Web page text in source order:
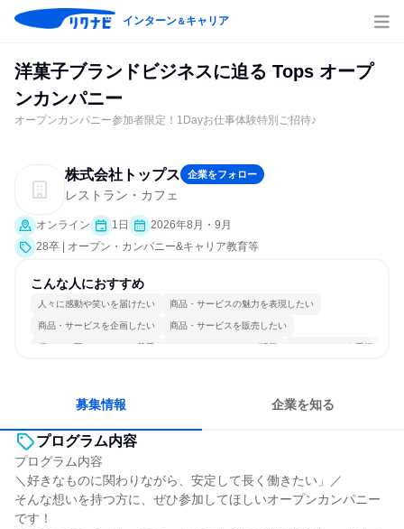
インターン＆キャリア
洋菓子ブランドビジネスに迫る Tops オープ
ンカンパニー
オープンカンパニー参加者限定！1Dayお仕事体験特別ご招待♪
株式会社トップス 企業をフォロー
レストラン・カフェ
オンライン 1日
2026年8月・9月
28卒 | オープン・カンパニー&キャリア教育等
こんな人におすすめ
人々に感動や笑いを届けたい 商品・サービスの魅力を表現したい
商品・サービスを企画したい 商品・サービスを販売したい
穏やかで互いのペースを尊重 コミュニケーションが活発 チームワークを重視
募集情報 企業を知る
プログラム内容
プログラム内容
＼好きなものに関わりながら、安定して長く働きたい」／
そんな想いを持つ方に、ぜひ参加してほしいオープンカンパニー
です！